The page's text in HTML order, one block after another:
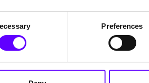
Preferences
verletzte oder
Ortenau
Ortenau
liegt